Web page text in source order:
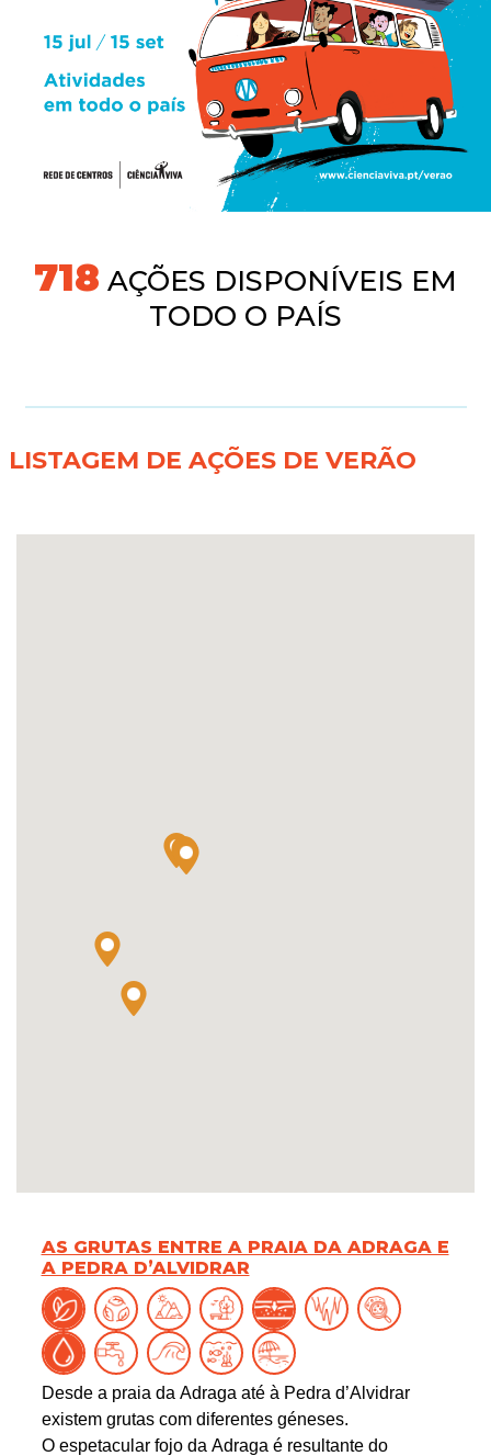
745 AÇÕES DISPONÍVEIS EM
TODO O PAÍS
LISTAGEM DE AÇÕES DE VERÃO
AS GRUTAS ENTRE A PRAIA DA ADRAGA E
A PEDRA D’ALVIDRAR
Desde a praia da Adraga até à Pedra d’Alvidrar
existem grutas com diferentes géneses.
O espetacular fojo da Adraga é resultante do